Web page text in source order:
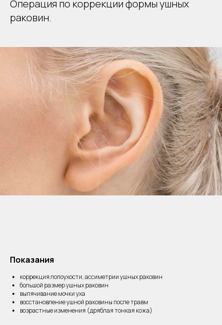
Операция по коррекции формы ушных
раковин.
Показания
коррекция лопоухости, ассиметрии ушных раковин
большой размер ушных раковин
выпячивание мочки уха
восстановление ушной раковины после травм
возрастные изменения (дряблая тонкая кожа)